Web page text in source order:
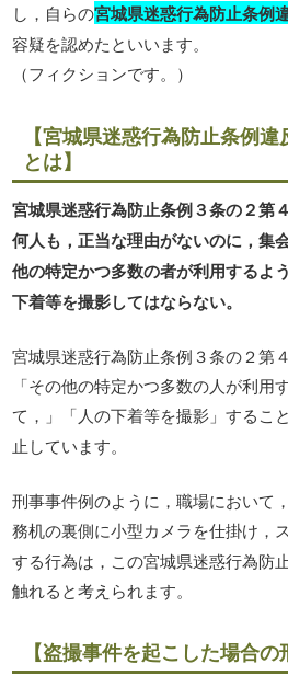
し，自らの宮城県迷惑行為防止条例
容疑を認めたといいます。
（フィクションです。）
【宮城県迷惑行為防止条例違
とは】
宮城県迷惑行為防止条例３条の２第
何人も，正当な理由がないのに，集
他の特定かつ多数の者が利用するよ
下着等を撮影してはならない。
宮城県迷惑行為防止条例３条の２第
「その他の特定かつ多数の人が利用
て，」「人の下着等を撮影」するこ
止しています。
刑事事件例のように，職場において
務机の裏側に小型カメラを仕掛け，
する行為は，この宮城県迷惑行為防
触れると考えられます。
【盗撮事件を起こした場合の